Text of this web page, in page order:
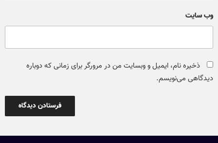
وب‌ سایت
ذخیره نام، ایمیل و وبسایت من در مرورگر برای زمانی که دوباره
دیدگاهی می‌نویسم.